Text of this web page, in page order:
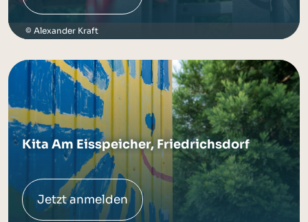
Alexander Kraft
Kita Am Eisspeicher, Friedrichsdorf
Jetzt anmelden